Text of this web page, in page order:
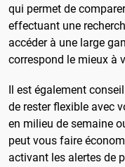
qui permet de
effectuant une
accéder à une large
correspond le mieux à
Il est également
de rester flexible avec
en milieu de semaine
peut vous faire
activant les alertes de